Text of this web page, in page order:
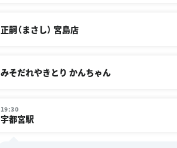
正嗣（まさし） 宮島店
みそだれやきとり かんちゃん
19:30
宇都宮駅